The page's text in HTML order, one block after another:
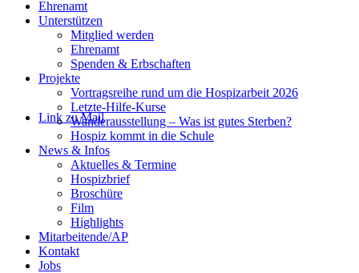
Link zu Mail
Ehrenamt
Unterstützen
Mitglied werden
Ehrenamt
Spenden & Erbschaften
Projekte
Vortragsreihe rund um die Hospizarbeit 2026
Letzte-Hilfe-Kurse
Wanderausstellung – Was ist gutes Sterben?
Hospiz kommt in die Schule
News & Infos
Aktuelles & Termine
Hospizbrief
Broschüre
Film
Highlights
Mitarbeitende/AP
Kontakt
Jobs